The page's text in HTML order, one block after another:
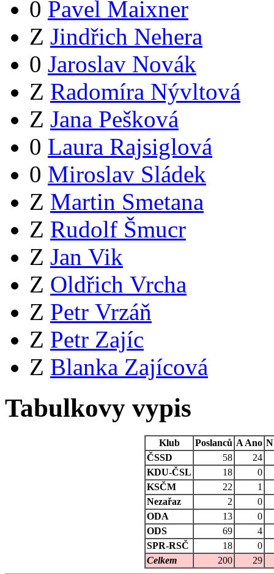
0 Pavel Maixner
Z Jindřich Nehera
0 Jaroslav Novák
Z Radomíra Nývltová
Z Jana Pešková
0 Laura Rajsiglová
0 Miroslav Sládek
Z Martin Smetana
Z Rudolf Šmucr
Z Jan Vik
Z Oldřich Vrcha
Z Petr Vrzáň
Z Petr Zajíc
Z Blanka Zajícová
Tabulkovy vypis
Klub Poslanců A Ano N
ČSSD
58
24
KDU-ČSL
18
0
KSČM
22
1
Nezařaz
2
0
ODA
13
0
ODS
69
4
SPR-RSČ
18
0
Celkem
200 29